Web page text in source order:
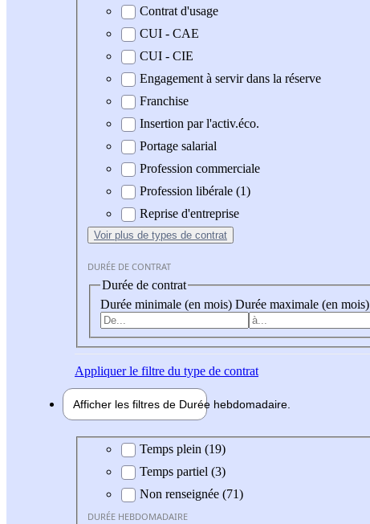
Contrat d'usage
CUI - CAE
CUI - CIE
Engagement à servir dans la réserve
Franchise
Insertion par l'activ.éco.
Portage salarial
Profession commerciale
Profession libérale (1)
Reprise d'entreprise
Voir plus de types de contrat
DURÉE DE CONTRAT
Durée de contrat
Durée minimale (en mois) Durée maximale (en mois)
Appliquerle filtre du type de contrat
Afficher les filtres de Durée hebdomadaire
Durée hebdomadaire
Temps plein (19)
Temps partiel (3)
Non renseignée (71)
DURÉE HEBDOMADAIRE